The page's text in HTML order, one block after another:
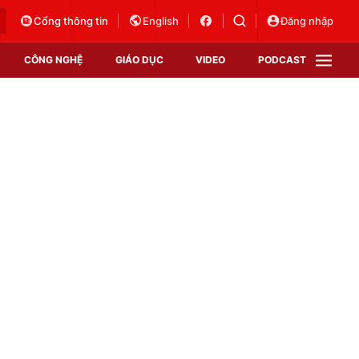
Cổng thông tin English Đăng nhập
CÔNG NGHỆ GIÁO DỤC VIDEO PODCAST